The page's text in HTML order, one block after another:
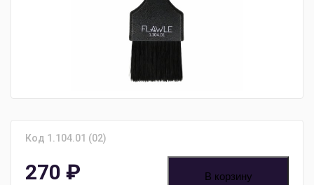
Код 1.104.01 (02)
270 ₽ В корзину